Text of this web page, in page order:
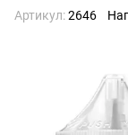
Артикул:2646